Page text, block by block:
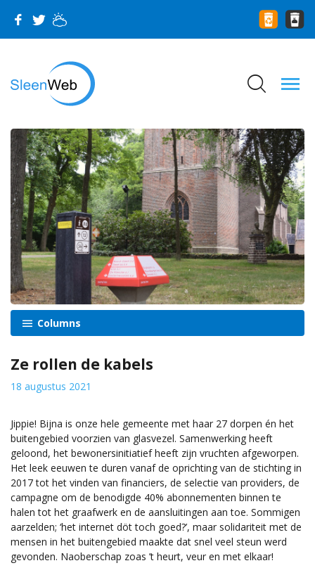
Columns
Ze rollen de kabels
18 augustus 2021
Jippie! Bijna is onze hele gemeente met haar 27 dorpen én het
buitengebied voorzien van glasvezel. Samenwerking heeft
geloond, het bewonersinitiatief heeft zijn vruchten afgeworpen.
Het leek eeuwen te duren vanaf de oprichting van de stichting in
2017 tot het vinden van financiers, de selectie van providers, de
campagne om de benodigde 40% abonnementen binnen te
halen tot het graafwerk en de aansluitingen aan toe. Sommigen
aarzelden; ‘het internet döt toch goed?’, maar solidariteit met de
mensen in het buitengebied maakte dat snel veel steun werd
gevonden. Naoberschap zoas ’t heurt, veur en met elkaar!